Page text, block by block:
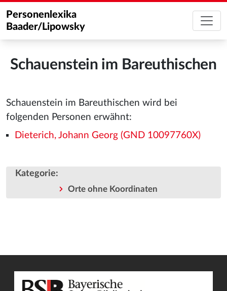
Personenlexika
Baader/Lipowsky
Schauenstein im Bareuthischen
Schauenstein im Bareuthischen wird bei
folgenden Personen erwähnt:
Dieterich, Johann Georg (GND 10097760X)
Kategorie:
Orte ohne Koordinaten